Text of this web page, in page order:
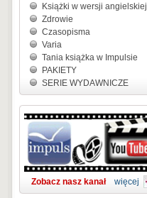
Książki w wersji angielskiej
Zdrowie
Czasopisma
Varia
Tania książka w Impulsie
PAKIETY
SERIE WYDAWNICZE
Zobacz nasz kanał więcej